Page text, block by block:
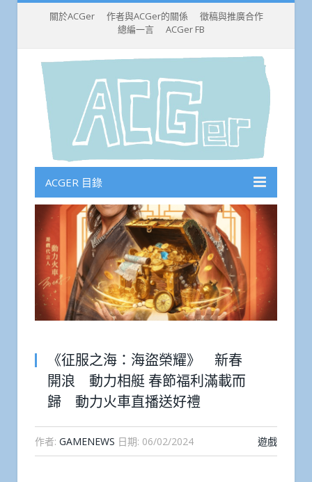
關於ACGer 作者與ACGer的關係
徵稿與推廣合作
總編一言
ACGer FB
ACGER 目錄
《征服之海：海盜榮耀》 新春
開浪 動力相艇 春節福利滿載而
歸 動力火車直播送好禮
作者: GAMENEWS 日期: 06/02/2024 遊戲